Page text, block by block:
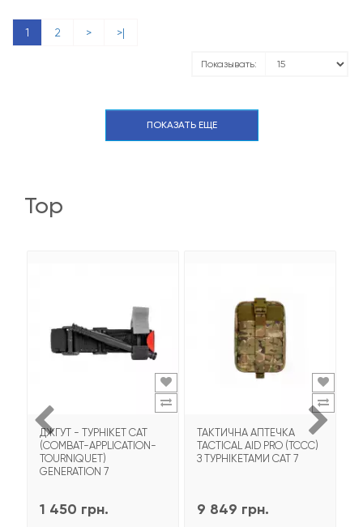
1 2 > >|
Показывать:
ПОКАЗАТЬ ЕЩЕ
top
ДЖГУТ - ТУРНІКЕТ CAT
(COMBAT-APPLICATION-
TOURNIQUET)
GENERATION 7
1 450 грн.
ТАКТИЧНА АПТЕЧКА
TACTICAL AID PRO (TCCC)
З ТУРНІКЕТАМИ CAT 7
9 849 грн.